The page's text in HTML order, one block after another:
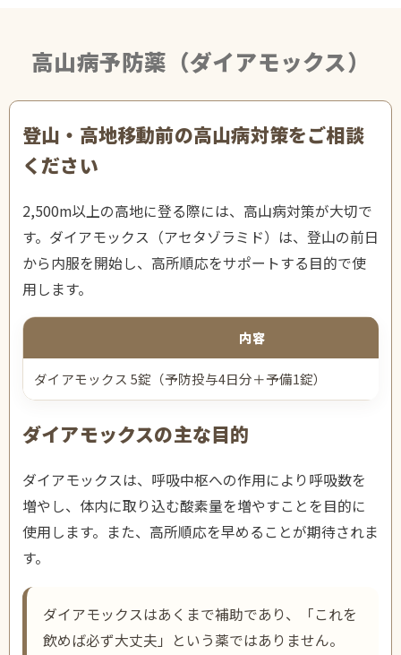
高山病予防薬（ダイアモックス）
登山・高地移動前の高山病対策をご相談
ください
2,500m以上の高地に登る際には、高山病対策が大切で
す。ダイアモックス（アセタゾラミド）は、登山の前日
から内服を開始し、高所順応をサポートする目的で使
用します。
内容
ダイアモックス 5錠（予防投与4日分＋予備1錠）
ダイアモックスの主な目的
ダイアモックスは、呼吸中枢への作用により呼吸数を
増やし、体内に取り込む酸素量を増やすことを目的に
使用します。また、高所順応を早めることが期待されま
す。
ダイアモックスはあくまで補助であり、「これを
飲めば必ず大丈夫」という薬ではありません。